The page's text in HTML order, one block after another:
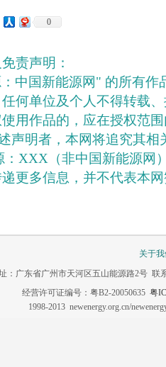
0
责声明：
中国新能源网" 的所有作
何单位及个人不得转载
用作品的，应在授权范
声明者，本网将追究其相
：XXX（非中国新能源网
更多信息，并不代表本
关于
：广东省广州市天河区五山能源路2号 联
经营许可证编号：粤B2-20050635 粤
1998-2013 newenergy.org.cn/